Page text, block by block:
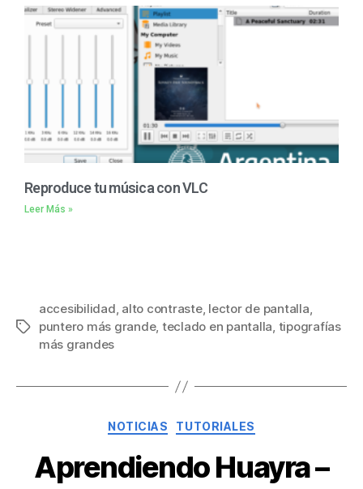
Reproduce tu música con VLC
Leer Más »
accesibilidad, alto contraste, lector de pantalla,
puntero más grande, teclado en pantalla, tipografías
más grandes
NOTICIAS TUTORIALES
Aprendiendo Huayra –